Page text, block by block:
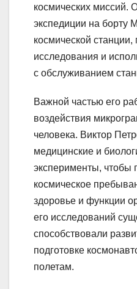
космических миссий.
экспедиции на борту
космической
исследования и
с обслуживанием
Важной частью его
воздействия
человека. Виктор
медицинские и
эксперименты, чтобы
космическое
здоровье и функции
его исследований
способствовали
подготовке
полетам.